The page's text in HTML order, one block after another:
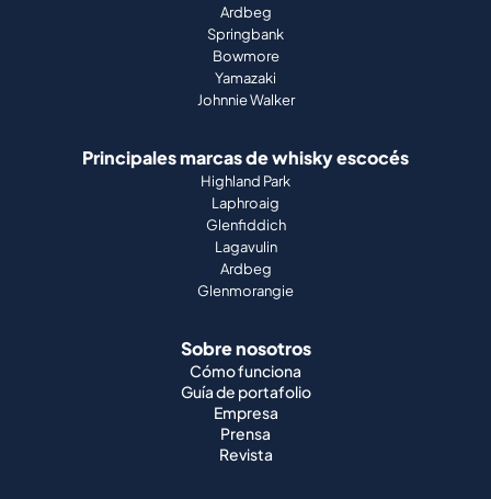
Ardbeg
Springbank
Bowmore
Yamazaki
Johnnie Walker
Principales marcas de whisky escocés
Highland Park
Laphroaig
Glenfiddich
Lagavulin
Ardbeg
Glenmorangie
Sobre nosotros
Cómo funciona
Guía de portafolio
Empresa
Prensa
Revista